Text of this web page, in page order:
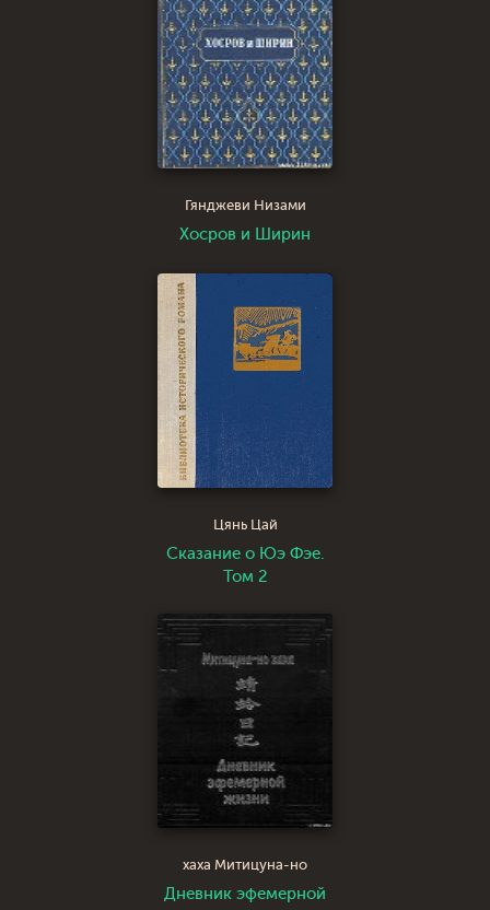
Гянджеви Низами
Хосров и Ширин
Цянь Цай
Сказание о Юэ Фэе.
Том 2
хаха Митицуна-но
Дневник эфемерной